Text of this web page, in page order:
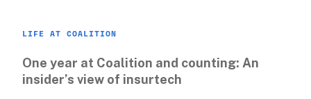
LIFE AT COALITION
One year at Coalition and counting: An
insider’s view of insurtech